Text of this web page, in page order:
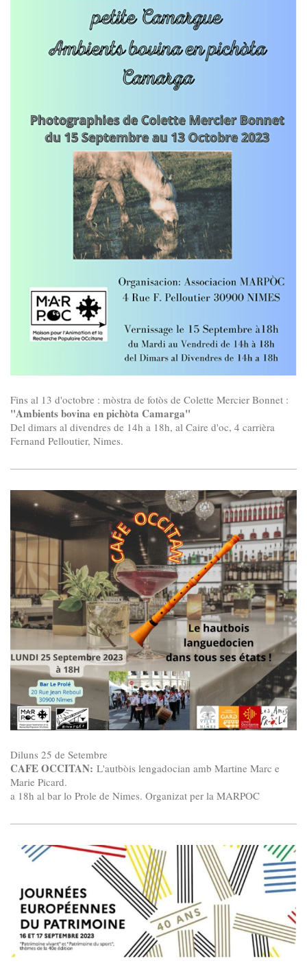
Fins al 13 d'octobre : mòstra de fotòs de Colette Mercier Bonnet :
"Ambients bovina en pichòta Camarga"
Del dimars al divendres de 14h a 18h, al Caire d'oc, 4 carrièra
Fernand Pelloutier, Nimes.
Diluns 25 de Setembre
CAFE OCCITAN: L'autbòis lengadocian amb Martine Marc e
Marie Picard.
a 18h al bar lo Prole de Nimes. Organizat per la MARPOC